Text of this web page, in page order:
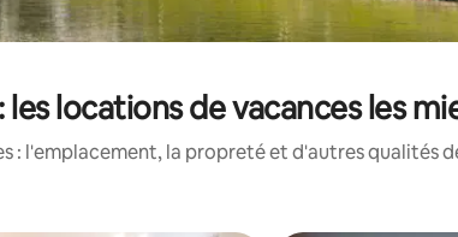
locations de vacances les
: l'emplacement, la propreté et d'autres qualités